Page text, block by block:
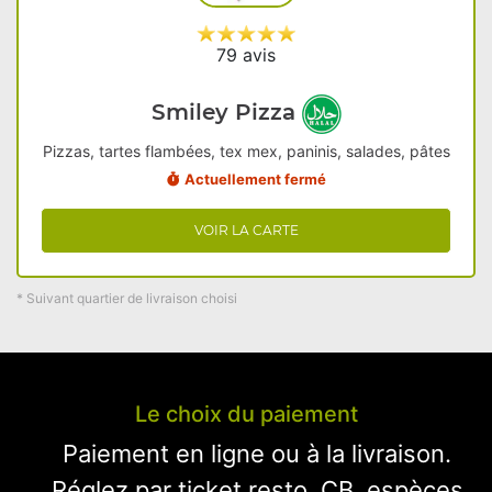
79 avis
Smiley Pizza
Pizzas, tartes flambées, tex mex, paninis, salades, pâtes
Actuellement fermé
VOIR LA CARTE
* Suivant quartier de livraison choisi
Le choix du paiement
Paiement en ligne ou à la livraison.